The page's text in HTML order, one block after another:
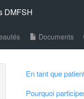
DMFSH
Documents
En tant que
Pourquoi